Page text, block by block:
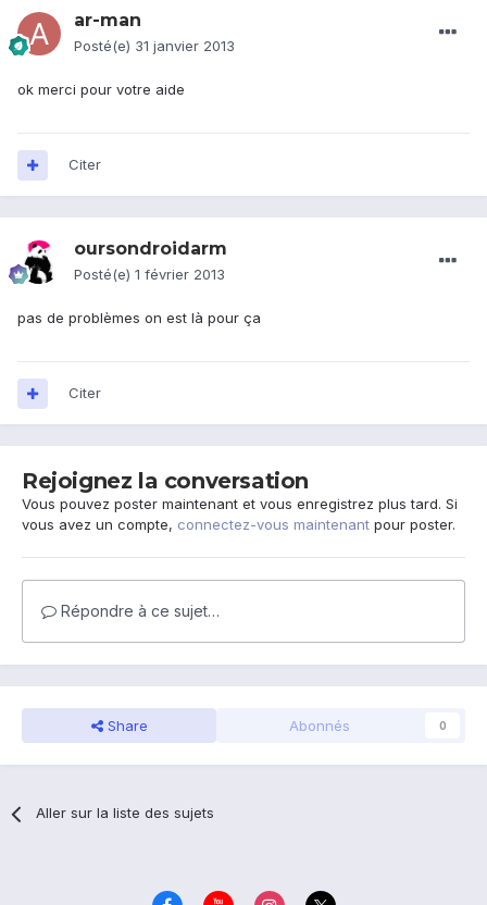
ar-man
Posté(e) 31 janvier 2013
ok merci pour votre aide
Citer
oursondroidarm
Posté(e) 1 février 2013
pas de problèmes on est là pour ça
Citer
Rejoignez la conversation
Vous pouvez poster maintenant et vous enregistrez plus tard. Si
vous avez un compte, connectez-vous maintenant pour poster.
Répondre à ce sujet…
Share Abonnés 0
Aller sur la liste des sujets